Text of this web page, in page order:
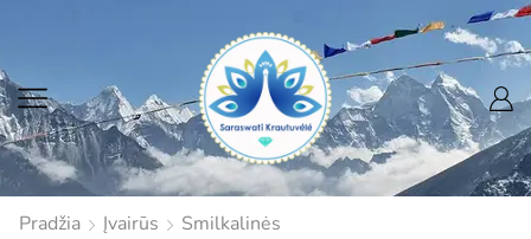
Pradžia Įvairūs Smilkalinės